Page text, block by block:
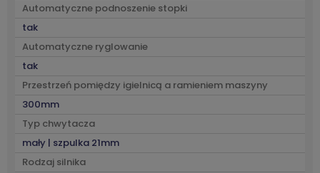
Automatyczne podnoszenie stopki
tak
Automatyczne ryglowanie
tak
Przestrzeń pomiędzy igielnicą a ramieniem maszyny
300mm
Typ chwytacza
mały | szpulka 21mm
Rodzaj silnika